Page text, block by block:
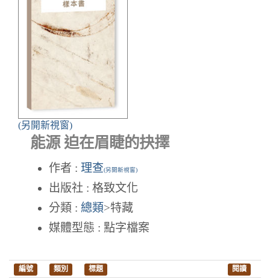
(另開新視窗)
能源 迫在眉睫的抉擇
作者 : 理查(另開新視窗)
出版社 : 格致文化
分類 : 總類>特藏
媒體型態 : 點字檔案
編號 類別 標題 閱讀